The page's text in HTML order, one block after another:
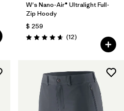
W's Nano-Air® Ultralight Full-
Zip Hoody
$ 259
Valoración: 4.7 / 5
(12Comentarios
)